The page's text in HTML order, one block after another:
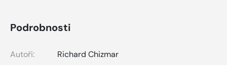
Podrobnosti
Autoři:
Richard Chizmar